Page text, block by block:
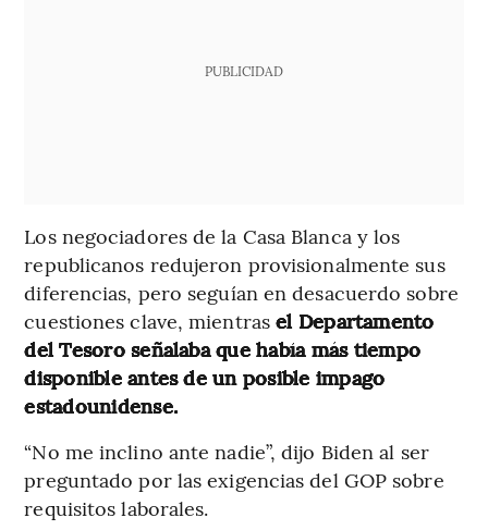
PUBLICIDAD
Los negociadores de la Casa Blanca y los
republicanos redujeron provisionalmente sus
diferencias, pero seguían en desacuerdo sobre
cuestiones clave, mientrasel Departamento
del Tesoro señalaba que había más tiempo
disponible antes de un posible impago
estadounidense.
“No me inclino ante nadie”, dijo Biden al ser
preguntado por las exigencias del GOP sobre
requisitos laborales.